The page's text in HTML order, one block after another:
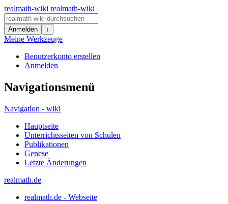
realmath-wiki realmath-wiki
Anmelden ↓
Meine Werkzeuge
Benutzerkonto erstellen
Anmelden
Navigationsmenü
Navigation - wiki
Hauptseite
Unterrichtsseiten von Schulen
Publikationen
Genese
Letzte Änderungen
realmath.de
realmath.de - Webseite